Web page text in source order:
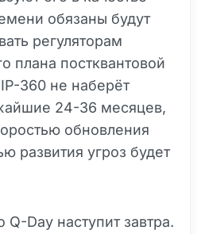
обязаны будут
регуляторам
плана постквантовой
360 не наберёт
24-36 месяцев,
обновления
развития угроз будет
Q-Day наступит завтра.